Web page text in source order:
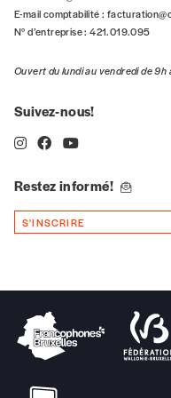
*champs obligatoires
Édition papier
Quantité
AJOUTER
E-mail comptabilité :
N° d’entreprise : 421.019.095
Ouvert du lundi au vendredi de 9h
Suivez-nous!
Restez informé!
S'INSCRIRE